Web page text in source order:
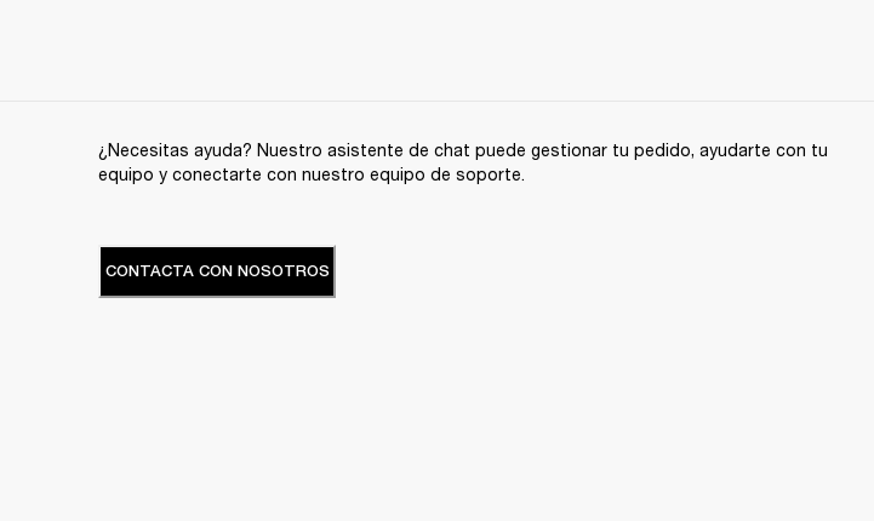
¿Necesitas ayuda? Nuestro asistente de chat puede gestionar tu pedido, ayudarte con tu
equipo y conectarte con nuestro equipo de soporte.
CONTACTA CON NOSOTROS